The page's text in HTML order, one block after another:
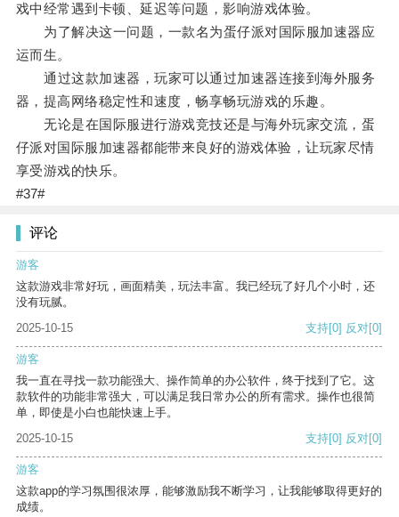
戏中经常遇到卡顿、延迟等问题，影响游戏体验。
为了解决这一问题，一款名为蛋仔派对国际服加速器应
运而生。
通过这款加速器，玩家可以通过加速器连接到海外服务
器，提高网络稳定性和速度，畅享畅玩游戏的乐趣。
无论是在国际服进行游戏竞技还是与海外玩家交流，蛋
仔派对国际服加速器都能带来良好的游戏体验，让玩家尽情
享受游戏的快乐。
#37#
评论
游客
这款游戏非常好玩，画面精美，玩法丰富。我已经玩了好几个小时，还
没有玩腻。
2025-10-15
支持[0] 反对[0]
游客
我一直在寻找一款功能强大、操作简单的办公软件，终于找到了它。这
款软件的功能非常强大，可以满足我日常办公的所有需求。操作也很简
单，即使是小白也能快速上手。
2025-10-15
支持[0] 反对[0]
游客
这款app的学习氛围很浓厚，能够激励我不断学习，让我能够取得更好的
成绩。